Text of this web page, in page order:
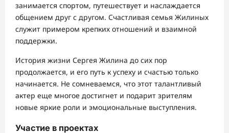
занимается спортом, путешествует и наслаждается
общением друг с другом. Счастливая семья Жилиных
служит примером крепких отношений и взаимной
поддержки.
История жизни Сергея Жилина до сих пор
продолжается, и его путь к успеху и счастью только
начинается. Не сомневаемся, что этот талантливый
актер еще многое достигнет и подарит зрителям
новые яркие роли и эмоциональные выступления.
Участие в проектах